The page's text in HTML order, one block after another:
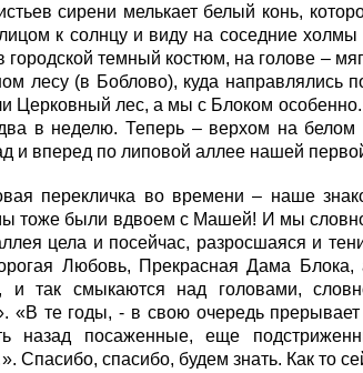
сирени мелькает белый конь,
к солнцу и виду на соседние
городской темный костюм, на голове –
лесу (в Боблово), куда направлялись
Церковный лес, а мы с Блоком
в неделю. Теперь – верхом на
и вперед по липовой аллее нашей
перекличка во времени – наше
тоже были вдвоем с Машей! И мы
цела и посейчас, разросшаяся и
Любовь, Прекрасная Дама
и так смыкаются над головами,
«В те годы, - в свою очередь
назад посаженные, еще
Спасибо, спасибо, будем знать. Как то